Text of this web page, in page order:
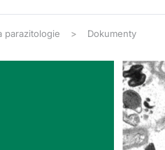
parazitologie Dokumenty